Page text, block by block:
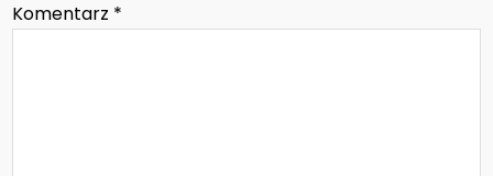
Komentarz *